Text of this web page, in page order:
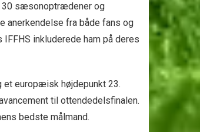
30 sæsonoptrædener og
anerkendelse fra både fans og
inkluderede ham på deres
et europæisk højdepunkt 23.
til ottendedelsfinalen.
bedste målmand.